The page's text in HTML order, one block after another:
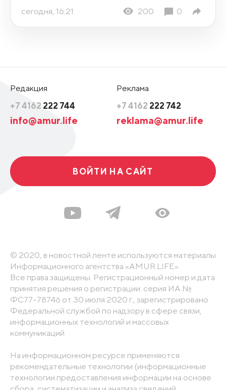
сегодня, 16:21 200 0
Редакция
+7 4162 222 744
info@amur.life
Реклама
+7 4162 222 742
reklama@amur.life
ВОЙТИ НА САЙТ
© 2020, в новостной ленте используются материалы
Информационного агентства «AMUR.LIFE».
Все права защищены. Регистрационный номер и дата
принятия решения о регистрации: серия ИА №
ФС77-78746 от 30 июля 2020 г., зарегистрировано
Федеральной службой по надзору в сфере связи,
информационных технологий и массовых
коммуникаций
На информационном ресурсе применяются
рекомендательные технологии (информационные
технологии предоставления информации на основе